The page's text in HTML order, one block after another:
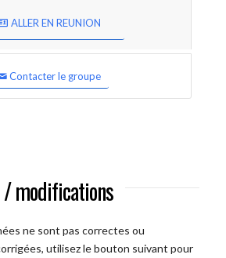
ALLER EN REUNION
Contacter le groupe
/ modifications
ne sont pas correctes ou
utilisez le bouton suivant pour